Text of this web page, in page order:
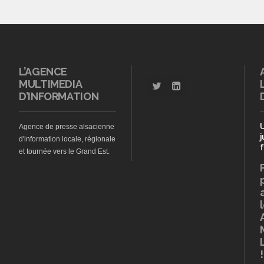
L’AGENCE
MULTIMEDIA
D’INFORMATION
Agence de presse alsacienne
d'information locale, régionale
et tournée vers le Grand Est.
!